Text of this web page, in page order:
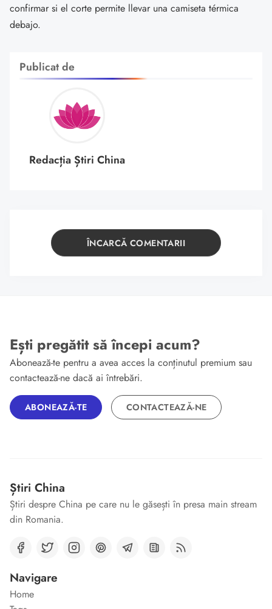
confirmar si el corte permite llevar una camiseta térmica
debajo.
Publicat de
Redacția Știri China
ÎNCARCĂ COMENTARII
Ești pregătit să începi acum?
Abonează-te pentru a avea acces la conținutul premium sau
contactează-ne dacă ai întrebări.
ABONEAZĂ-TE CONTACTEAZĂ-NE
Știri China
Știri despre China pe care nu le găsești în presa main stream
din Romania.
Navigare
Home